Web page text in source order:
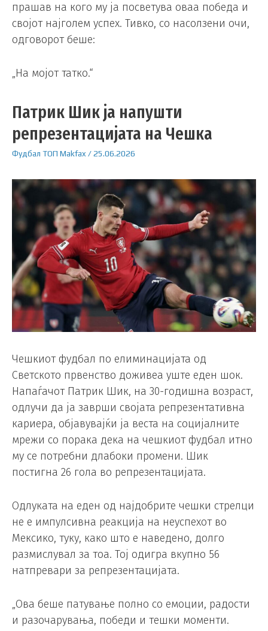
прашав на кого му ја посветува оваа победа и
својот најголем успех. Тивко, со насолзени очи,
одговорот беше:
„На мојот татко.“
Патрик Шик ја напушти
репрезентацијата на Чешка
Фудбал ТОП Makfax /25.06.2026
Чешкиот фудбал по елиминацијата од
Светското првенство доживеа уште еден шок.
Напаѓачот Патрик Шик, на 30-годишна возраст,
одлучи да ја заврши својата репрезентативна
кариера, објавувајќи ја веста на социјалните
мрежи со порака дека на чешкиот фудбал итно
му се потребни длабоки промени. Шик
постигна 26 гола во репрезентацијата.
Одлуката на еден од најдобрите чешки стрелци
не е импулсивна реакција на неуспехот во
Мексико, туку, како што е наведено, долго
размислувал за тоа. Тој одигра вкупно 56
натпревари за репрезентацијата.
„Ова беше патување полно со емоции, радости
и разочарувања, победи и тешки моменти.